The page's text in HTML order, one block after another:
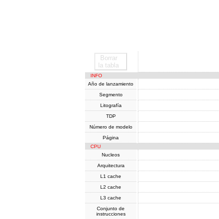
Borrar
la tabla
INFO
Año de lanzamiento
Segmento
Litografía
TDP
Número de modelo
Página
CPU
Nucleos
Arquitectura
L1 cache
L2 cache
L3 cache
Conjunto de
instrucciones